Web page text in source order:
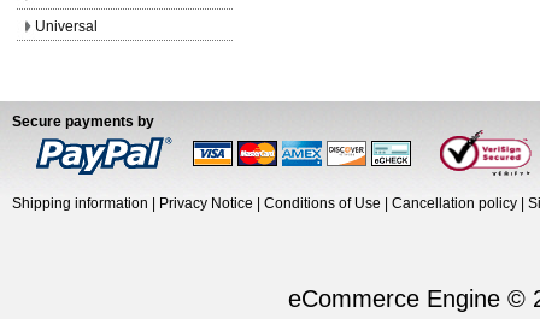
Universal
Secure payments by
Shipping information | Privacy Notice | Conditions of Use | Cancellation policy |
eCommerce Engine ©